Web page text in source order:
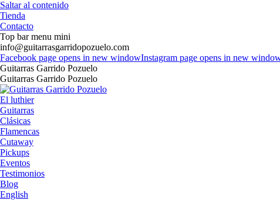
Saltar al contenido
Tienda
Contacto
Top bar menu mini
info@guitarrasgarridopozuelo.com
Facebook page opens in new windowInstagram page opens in new
Guitarras Garrido Pozuelo
Guitarras Garrido Pozuelo
El luthier
Guitarras
Clásicas
Flamencas
Cutaway
Pickups
Eventos
Testimonios
Blog
English